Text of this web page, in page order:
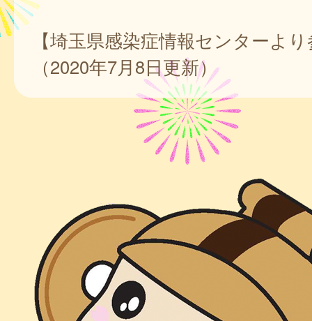
【埼玉県感染症情報センターよ
（2020年7月8日更新）